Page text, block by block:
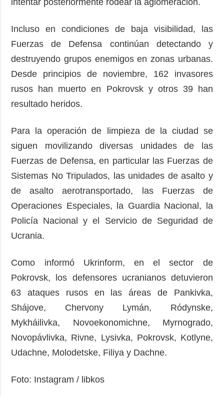
intentar posteriormente rodear la aglomeración.
Incluso en condiciones de baja visibilidad, las
Fuerzas de Defensa continúan detectando y
destruyendo grupos enemigos en zonas urbanas.
Desde principios de noviembre, 162 invasores
rusos han muerto en Pokrovsk y otros 39 han
resultado heridos.
Para la operación de limpieza de la ciudad se
siguen movilizando diversas unidades de las
Fuerzas de Defensa, en particular las Fuerzas de
Sistemas No Tripulados, las unidades de asalto y
de asalto aerotransportado, las Fuerzas de
Operaciones Especiales, la Guardia Nacional, la
Policía Nacional y el Servicio de Seguridad de
Ucrania.
Como informó Ukrinform, en el sector de
Pokrovsk, los defensores ucranianos detuvieron
63 ataques rusos en las áreas de Pankivka,
Shájove, Chervony Lymán, Ródynske,
Mykháilivka, Novoekonomichne, Myrnogrado,
Novopávlivka, Rivne, Lysivka, Pokrovsk, Kotlyne,
Udachne, Molodetske, Filiya y Dachne.
Foto: Instagram / libkos